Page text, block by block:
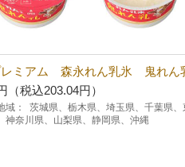
レミアム 森永れん乳氷 鬼れん
（税込203.04円）
域：
茨城県、栃木県、埼玉県、千葉県、
神奈川県、山梨県、静岡県、沖縄